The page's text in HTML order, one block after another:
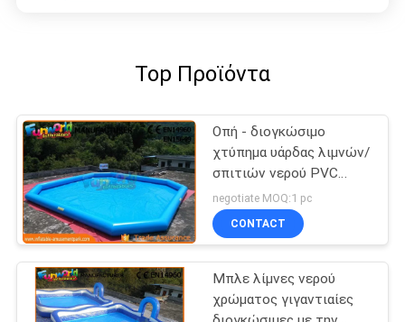
Top Προϊόντα
Οπή - διογκώσιμο
χτύπημα υάρδας λιμνών/
σπιτιών νερού PVC
απόδειξης - επάνω
πισίνα
negotiate MOQ:1 pc
CONTACT
Μπλε λίμνες νερού
χρώματος γιγαντιαίες